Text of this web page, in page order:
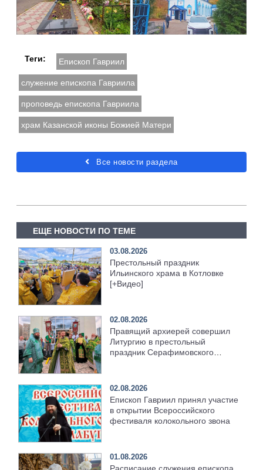
Теги: Епископ Гавриил
служение епископа Гавриила
проповедь епископа Гавриила
храм Казанской иконы Божией Матери
Все новости раздела
ЕЩЕ НОВОСТИ ПО ТЕМЕ
03.08.2026
Престольный праздник
Ильинского храма в Котловке
[+Видео]
02.08.2026
Правящий архиерей совершил
Литургию в престольный
праздник Серафимовского
02.08.2026
Епископ Гавриил принял участие
в открытии Всероссийского
фестиваля колокольного звона
01.08.2026